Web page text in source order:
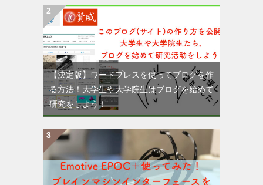
【決定版】ワードプレスを使ってブログを作
る方法！大学生や大学院生はブログを始めて
研究をしよう！